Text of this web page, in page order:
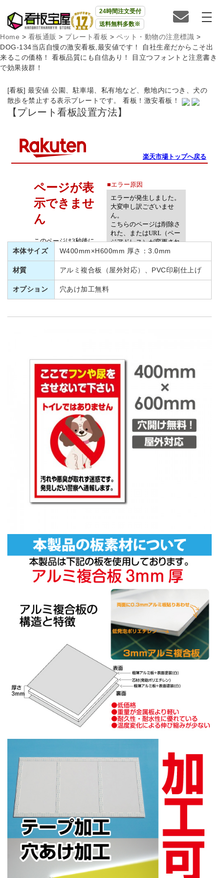
24時間注文受付
送料無料多数※
Home > 看板通販 > プレート看板 > ペット・動物の注意標識 >
DOG-134当店自慢の激安看板,最安値です！ 自社生産だからこそ出
来るこの価格！ 看板品質にも自信あり！ 目立つフォントと注意書き
で効果抜群！
[看板] 最安値 公園、駐車場、私有地など、敷地内につき、犬の
散歩を禁止する表示プレートです。 看板！激安看板！
【プレート看板設置方法】
本体サイズ W400mm×H600mm 厚さ：3.0mm
材質 アルミ複合板（屋外対応）、PVC印刷仕上げ
オプション 穴あけ加工無料